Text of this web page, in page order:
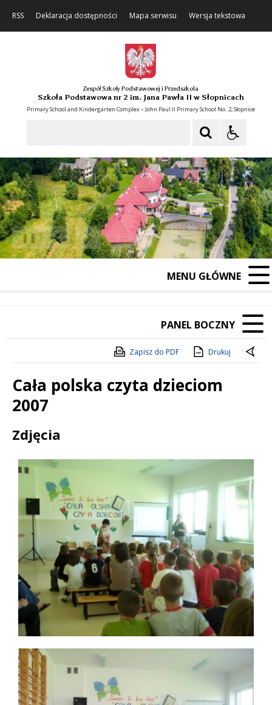
RSS Deklaracja dostępności Mapa serwisu Wersja tekstowa
Zespół Szkoły Podstawowej i Przedszkola
Szkoła Podstawowa nr 2 im. Jana Pawła II w Słopnicach
Primary School and Kindergarten Complex – John Paul II Primary School No. 2, Słopnice
Poprzedni Element
Następny Element
❚❚
MENU GŁÓWNE
PANEL BOCZNY
Zapisz do PDF Drukuj
Cała polska czyta dzieciom
2007
Treść
Zdjęcia